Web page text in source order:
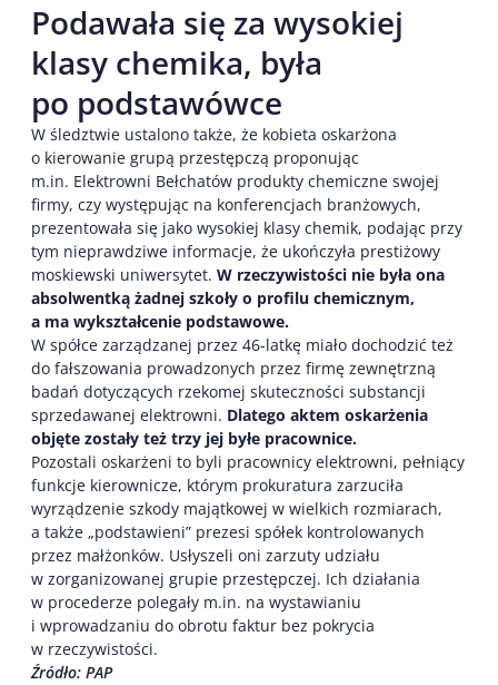
Podawała się za wysokiej
klasy chemika, była
po podstawówce
W śledztwie ustalono także, że kobieta oskarżona
o kierowanie grupą przestępczą proponując
m.in. Elektrowni Bełchatów produkty chemiczne swojej
firmy, czy występując na konferencjach branżowych,
prezentowała się jako wysokiej klasy chemik, podając przy
tym nieprawdziwe informacje, że ukończyła prestiżowy
moskiewski uniwersytet. W rzeczywistości nie była ona
absolwentką żadnej szkoły o profilu chemicznym,
a ma wykształcenie podstawowe.
W spółce zarządzanej przez 46-latkę miało dochodzić też
do fałszowania prowadzonych przez firmę zewnętrzną
badań dotyczących rzekomej skuteczności substancji
sprzedawanej elektrowni. Dlatego aktem oskarżenia
objęte zostały też trzy jej byłe pracownice.
Pozostali oskarżeni to byli pracownicy elektrowni, pełniący
funkcje kierownicze, którym prokuratura zarzuciła
wyrządzenie szkody majątkowej w wielkich rozmiarach,
a także „podstawieni” prezesi spółek kontrolowanych
przez małżonków. Usłyszeli oni zarzuty udziału
w zorganizowanej grupie przestępczej. Ich działania
w procederze polegały m.in. na wystawianiu
i wprowadzaniu do obrotu faktur bez pokrycia
w rzeczywistości.
Źródło: PAP